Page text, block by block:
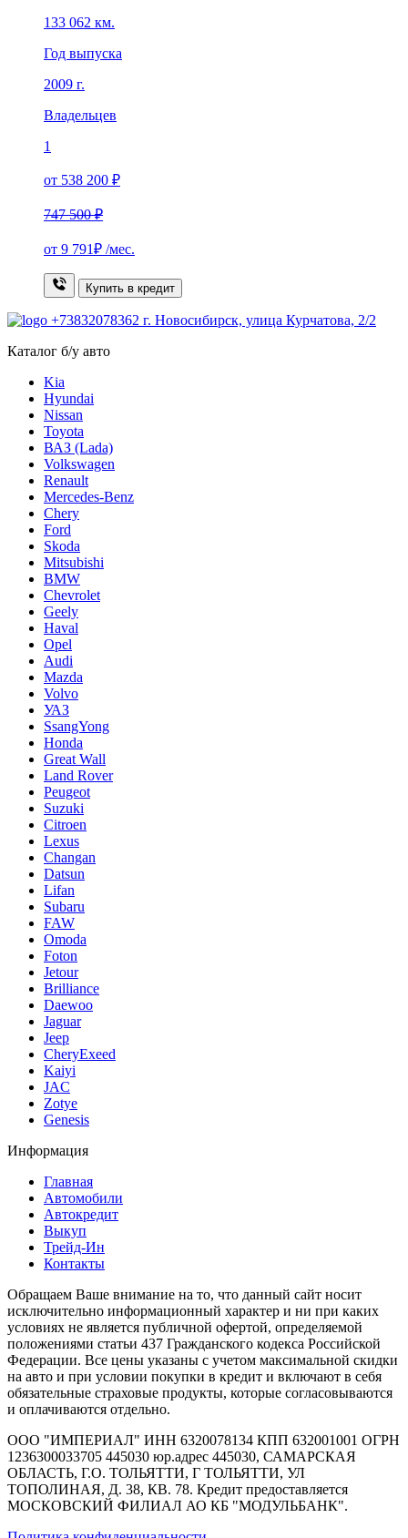
133 062 км.
Год выпуска
2009 г.
Владельцев
1
от 538 200 ₽
747 500 ₽
от 9 791₽ /мес.
Купить в кредит
+73832078362 г. Новосибирск, улица Курчатова, 2/2
Каталог б/у авто
Kia
Hyundai
Nissan
Toyota
ВАЗ (Lada)
Volkswagen
Renault
Mercedes-Benz
Chery
Ford
Skoda
Mitsubishi
BMW
Chevrolet
Geely
Haval
Opel
Audi
Mazda
Volvo
УАЗ
SsangYong
Honda
Great Wall
Land Rover
Peugeot
Suzuki
Citroen
Lexus
Changan
Datsun
Lifan
Subaru
FAW
Omoda
Foton
Jetour
Brilliance
Daewoo
Jaguar
Jeep
CheryExeed
Kaiyi
JAC
Zotye
Genesis
Информация
Главная
Автомобили
Автокредит
Выкуп
Трейд-Ин
Контакты
Обращаем Ваше внимание на то, что данный сайт носит
исключительно информационный характер и ни при каких
условиях не является публичной офертой, определяемой
положениями статьи 437 Гражданского кодекса Российской
Федерации. Все цены указаны с учетом максимальной скидки
на авто и при условии покупки в кредит и включают в себя
обязательные страховые продукты, которые согласовываются
и оплачиваются отдельно.
ООО "ИМПЕРИАЛ" ИНН 6320078134 КПП 632001001 ОГРН
1236300033705 445030 юр.адрес 445030, САМАРСКАЯ
ОБЛАСТЬ, Г.О. ТОЛЬЯТТИ, Г ТОЛЬЯТТИ, УЛ
ТОПОЛИНАЯ, Д. 38, КВ. 78. Кредит предоставляется
МОСКОВСКИЙ ФИЛИАЛ АО КБ "МОДУЛЬБАНК".